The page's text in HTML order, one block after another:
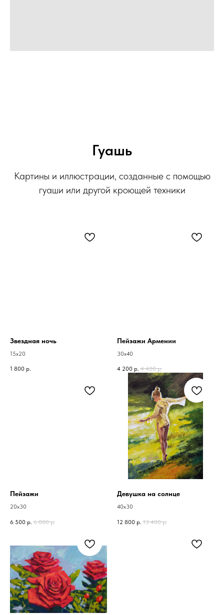
Гуашь
Картины и иллюстрации, созданные с помощью
гуаши или другой кроющей техники
Звездная ночь
15х20
1 800 р.
Пейзажи Армении
30х40
4 200 р. 4 400 р.
Пейзажи
20х30
6 500 р. 6 800 р.
Девушка на солнце
40х30
12 800 р. 13 400 р.